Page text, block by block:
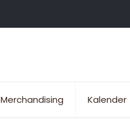
Merchandising Kalender